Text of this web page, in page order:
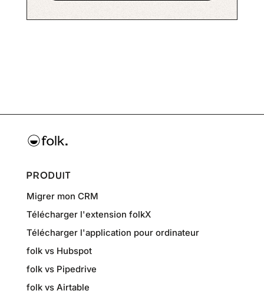
PRODUIT
Migrer mon CRM
Télécharger l'extension folkX
Télécharger l'application pour ordinateur
folk vs Hubspot
folk vs Pipedrive
folk vs Airtable